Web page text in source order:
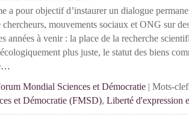
a pour objectif d’instaurer un dialogue
chercheurs, mouvements sociaux et ONG sur
années à venir : la place de la recherche
plus juste, le statut des biens
Mondial Sciences et Démocratie | Mots-
et Démocratie (FMSD), Liberté d'expression